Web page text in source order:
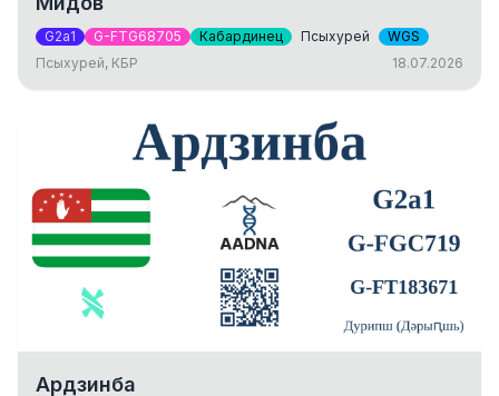
G2a1 G-FTG68705 Кабардинец Псыхурей
WGS
Псыхурей, КБР
18.07.2026
Ардзинба